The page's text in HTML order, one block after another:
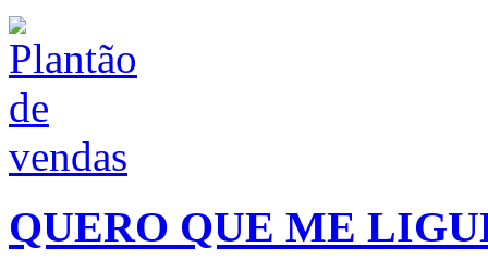
QUERO QUE ME